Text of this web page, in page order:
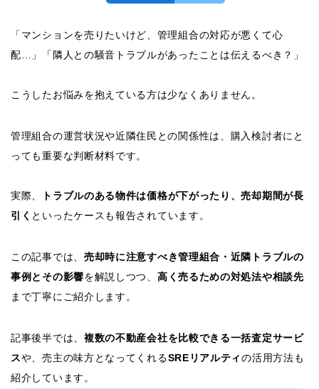
「マンションを売りたいけど、管理組合の対応が悪くて心
配…」「隣人との騒音トラブルがあったことは伝えるべき？」
こうしたお悩みを抱えている方は少なくありません。
管理組合の運営状況や近隣住民との関係性は、購入検討者にと
っても重要な判断材料です。
実際、
トラブルのある物件は価格が下がったり、売却期間が長
引く といったケースも報告されています。
この記事では、 売却時に注意すべき管理組合・近隣トラブルの
事例とその影響を解説しつつ、 高く売るための対処法や相談先
まで丁寧にご紹介します。
記事後半では、 複数の不動産会社を比較できる一括査定サービ
スや、売主の味方となってくれるSREリアルティの活用方法も
紹介しています。